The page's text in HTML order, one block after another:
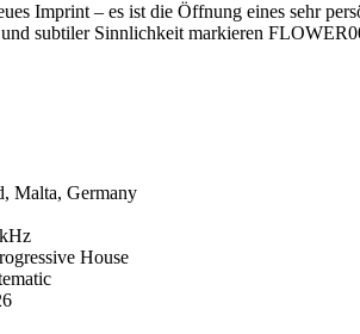
Imprint – es ist die Öffnung eines sehr
subtiler Sinnlichkeit markieren
Malta, Germany
House